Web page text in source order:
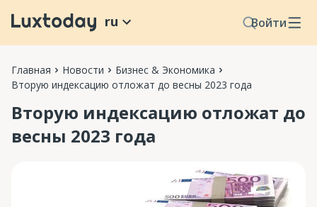
Войти
ru
Главная Новости
Бизнес & Экономика
Вторую индексацию отложат до весны 2023 года
Вторую индексацию отложат до
весны 2023 года